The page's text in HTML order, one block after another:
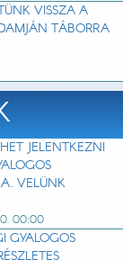
VISSZA A
TÁBORRA
JELENTKEZNI
VELÜNK
00:00
GYALOGOS